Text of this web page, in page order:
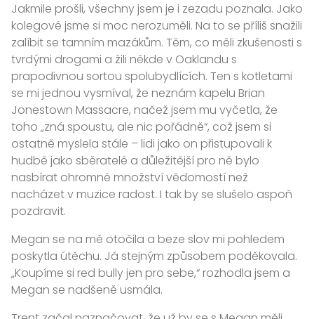
Jakmile prošli, všechny jsem je i zezadu poznala. Jako
kolegové jsme si moc nerozuměli. Na to se příliš snažili
zalíbit se tamním mazákům. Těm, co měli zkušenosti s
tvrdými drogami a žili někde v Oaklandu s
prapodivnou sortou spolubydlících. Ten s kotletami
se mi jednou vysmíval, že neznám kapelu Brian
Jonestown Massacre, načež jsem mu vyčetla, že
toho „zná spoustu, ale nic pořádně“, což jsem si
ostatně myslela stále – lidi jako on přistupovali k
hudbě jako sběratelé a důležitější pro ně bylo
nasbírat ohromné množství vědomostí než
nacházet v muzice radost. I tak by se slušelo aspoň
pozdravit.
Megan se na mě otočila a beze slov mi pohledem
poskytla útěchu. Já stejným způsobem poděkovala.
„Koupíme si red bully jen pro sebe,“ rozhodla jsem a
Megan se nadšeně usmála.